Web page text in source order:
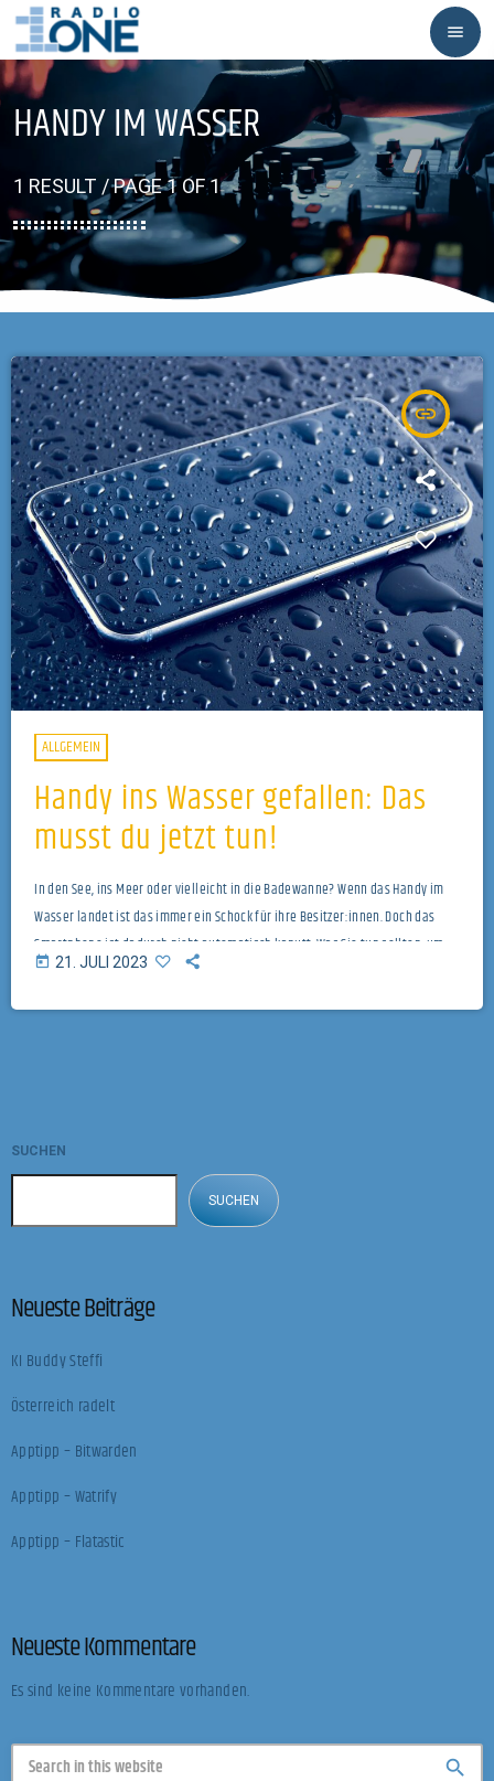
menu
HANDY IM WASSER
1 RESULT / PAGE 1 OF 1
insert_link
ALLGEMEIN
Handy ins Wasser gefallen: Das
musst du jetzt tun!
In den See, ins Meer oder vielleicht in die Badewanne? Wenn das Handy im
Wasser landet ist das immer ein Schock für ihre Besitzer:innen. Doch das
Smartphone ist dadurch nicht automatisch kaputt. Was Sie tun sollten, um
Ihr Handy schnellstmöglich zu retten, hat Manuel Häußermann von iFixit im
today 21. JULI 2023
SUCHEN
SUCHEN
Neueste Beiträge
KI Buddy Steffi
Österreich radelt
Apptipp – Bitwarden
Apptipp – Watrify
Apptipp – Flatastic
Neueste Kommentare
Es sind keine Kommentare vorhanden.
search